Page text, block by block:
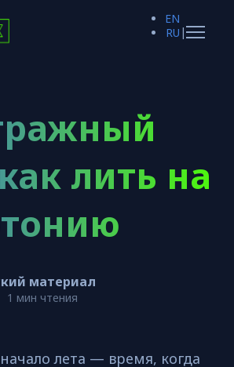
EN
RU |
лить на
материал
1 мин чтения
лета — время, когда